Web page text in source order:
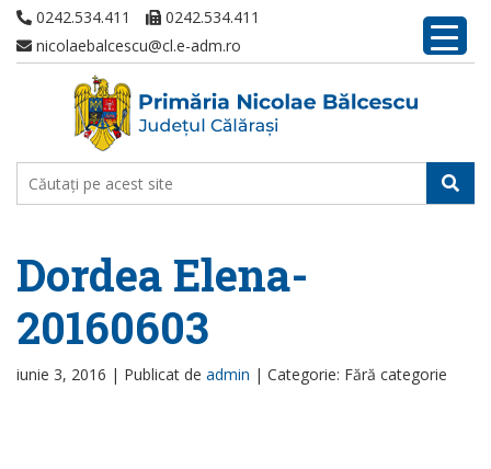
0242.534.411
0242.534.411
nicolaebalcescu@cl.e-adm.ro
Dordea Elena-
20160603
iunie 3, 2016 | Publicat de admin | Categorie: Fără categorie